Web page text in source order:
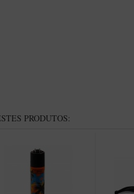
PRODUTOS: